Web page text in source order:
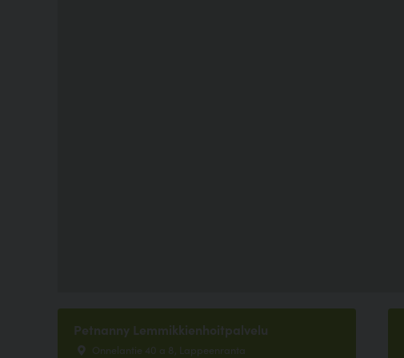
Petnanny Lemmikkienhoitpalvelu
Onnelantie 40 a 8, Lappeenranta